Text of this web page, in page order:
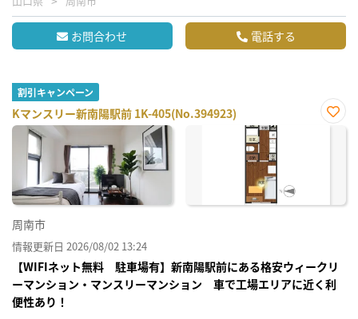
お問合わせ 電話する
割引キャンペーン
Kマンスリー新南陽駅前 1K-405(No.394923)
お気
周南市
情報更新日 2026/08/02 13:24
【WIFIネット無料 駐車場有】新南陽駅前にある格安ウィークリ
ーマンション・マンスリーマンション 車で工場エリアに近く利
便性あり！